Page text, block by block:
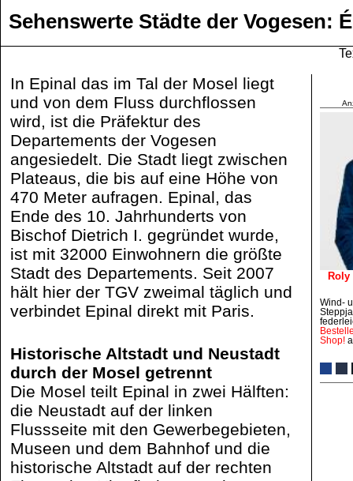
Sehenswerte Städte der Vogesen:
In Epinal das im Tal der Mosel liegt
und von dem Fluss durchflossen
wird, ist die Präfektur des
Departements der Vogesen
angesiedelt. Die Stadt liegt zwischen
Plateaus, die bis auf eine Höhe von
470 Meter aufragen. Epinal, das
Ende des 10. Jahrhunderts von
Bischof Dietrich I. gegründet wurde,
ist mit 32000 Einwohnern die größte
Stadt des Departements. Seit 2007
hält hier der TGV zweimal täglich und
verbindet Epinal direkt mit Paris.
Historische Altstadt und Neustadt
durch der Mosel getrennt
Die Mosel teilt Epinal in zwei Hälften:
die Neustadt auf der linken
Flussseite mit den Gewerbegebieten,
Museen und dem Bahnhof und die
historische Altstadt auf der rechten
Wind-
Shop!